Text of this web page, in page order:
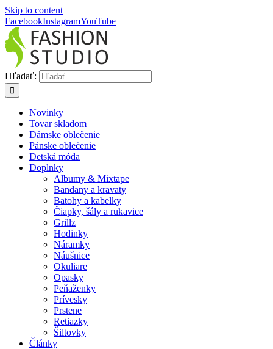
Skip to content
FacebookInstagramYouTube
Hľadať:
Novinky
Tovar skladom
Dámske oblečenie
Pánske oblečenie
Detská móda
Doplnky
Albumy & Mixtape
Bandany a kravaty
Batohy a kabelky
Čiapky, šály a rukavice
Grillz
Hodinky
Náramky
Náušnice
Okuliare
Opasky
Peňaženky
Prívesky
Prstene
Retiazky
Šiltovky
Články